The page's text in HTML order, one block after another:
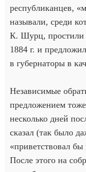
республиканцев,
называли, среди
К. Шурц, простили
1884 г. и
в губернаторы в
Независимые
предложением
несколько дней
сказал (так было
«приветствовал
После этого на